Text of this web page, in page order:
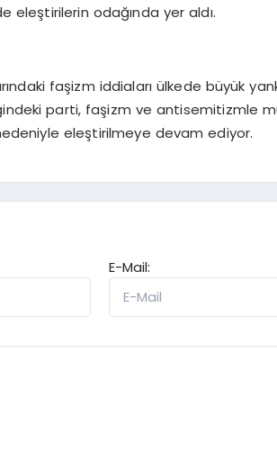
eleştirilerin odağında yer aldı.
faşizm iddiaları ülkede büyük
parti, faşizm ve antisemitizmle
eleştirilmeye devam ediyor.
E-Mail: